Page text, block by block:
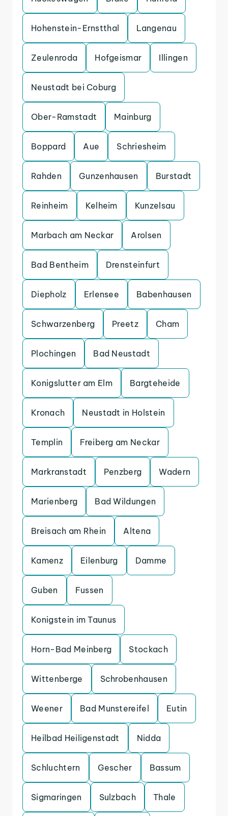
Hohenstein-Ernstthal Langenau
Zeulenroda Hofgeismar Illingen
Neustadt bei Coburg
Ober-Ramstadt Mainburg
Boppard Aue Schriesheim
Rahden Gunzenhausen Burstadt
Reinheim Kelheim Kunzelsau
Marbach am Neckar Arolsen
Bad Bentheim Drensteinfurt
Diepholz Erlensee Babenhausen
Schwarzenberg Preetz Cham
Plochingen Bad Neustadt
Konigslutter am Elm Bargteheide
Kronach Neustadt in Holstein
Templin Freiberg am Neckar
Markranstadt Penzberg Wadern
Marienberg Bad Wildungen
Breisach am Rhein Altena
Kamenz Eilenburg Damme
Guben Fussen
Konigstein im Taunus
Horn-Bad Meinberg Stockach
Wittenberge Schrobenhausen
Weener Bad Munstereifel Eutin
Heilbad Heiligenstadt Nidda
Schluchtern Gescher Bassum
Sigmaringen Sulzbach Thale